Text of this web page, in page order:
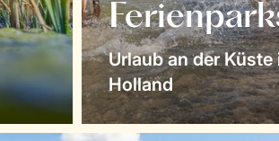
Urlaub an der
Holland